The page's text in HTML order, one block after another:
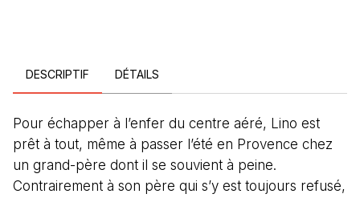
DESCRIPTIF DÉTAILS
Pour échapper à l’enfer du centre aéré, Lino est
prêt à tout, même à passer l’été en Provence chez
un grand-père dont il se souvient à peine.
Contrairement à son père qui s’y est toujours refusé,